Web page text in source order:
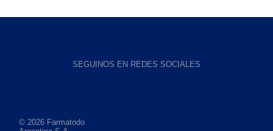
SEGUINOS EN REDES SOCIALES
© 2026 Farmatodo